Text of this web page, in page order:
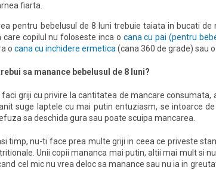
fiarta.
pentru bebelusul de 8 luni trebuie taiata in bucati
care copilul nu foloseste inca o cana cu pai (pentru
ocana cu inchidere ermetica (cana 360 de grade) sau
sa manance bebelusul de 8 luni?
faci griji cu privire la cantitatea de mancare
suge laptele cu mai putin entuziasm, se intoarce
sa deschida gura sau poate scuipa mancarea.
timp, nu-ti face prea multe griji in ceea ce priveste
Unii copii mananca mai putin, altii mai mult si
cel mic nu vrea deloc sa manance sau nu ia in